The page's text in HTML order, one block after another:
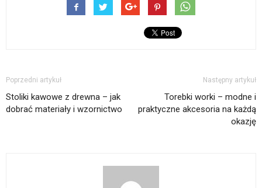
Poprzedni artykuł
Stoliki kawowe z drewna – jak
dobrać materiały i wzornictwo
Następny artykuł
Torebki worki – modne i
praktyczne akcesoria na każdą
okazję